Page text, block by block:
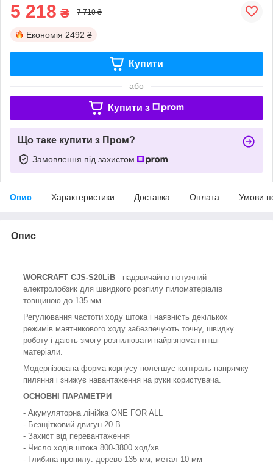
5 218 ₴ 7 710 ₴
Економія 2492 ₴
Купити
або
Купити з
Що таке купити з Пром?
Замовлення під захистом
Опис Характеристики Доставка Оплата Умови
Опис
WORCRAFT CJS-S20LiB - надзвичайно потужний
електролобзик для швидкого розпилу пиломатеріалів
товщиною до 135 мм.
Регулювання частоти ходу штока і наявність декількох
режимів маятникового ходу забезпечують точну, швидку
роботу і дають змогу розпилювати найрізноманітніші
матеріали.
Модернізована форма корпусу полегшує контроль напрямку
пиляння і знижує навантаження на руки користувача.
ОСНОВНІ ПАРАМЕТРИ
- Акумуляторна лінійка ONE FOR ALL
- Безщітковий двигун 20 В
- Захист від перевантаження
- Число ходів штока 800-3800 ход/хв
- Глибина пропилу: дерево 135 мм, метал 10 мм